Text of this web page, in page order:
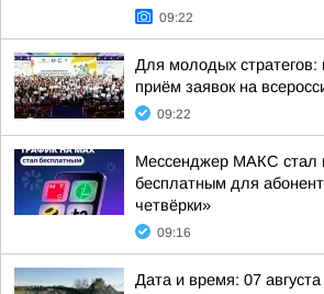
09:22
Для молодых стратегов:
приём заявок на
09:22
Мессенджер MАКС стал
бесплатным для
четвёрки»
09:16
Дата и время: 07